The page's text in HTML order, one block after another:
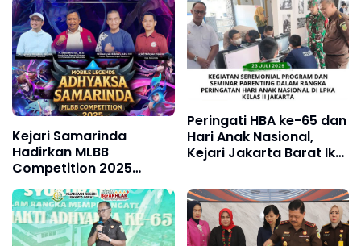
Kejari Samarinda
Hadirkan MLBB
Competition 2025
Meriahkan HBA ke-65
dan HUT Kejaksaan RI
ke-80
Peringati HBA ke-65 dan
Hari Anak Nasional,
Kejari Jakarta Barat Ikut
Kunjungi Panti Tuna
Grahita